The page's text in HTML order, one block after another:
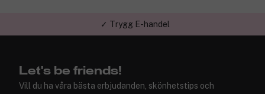
✓ Trygg E-handel
Let's be friends!
Vill du ha våra bästa erbjudanden, skönhetstips och